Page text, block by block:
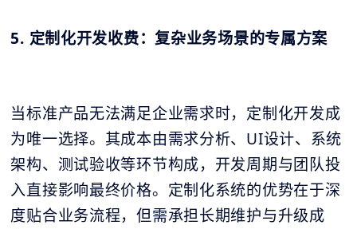
5. 定制化开发收费：复杂业务场景的专属方案
当标准产品无法满足企业需求时，定制化开发成
为唯一选择。其成本由需求分析、UI设计、系统
架构、测试验收等环节构成，开发周期与团队投
入直接影响最终价格。定制化系统的优势在于深
度贴合业务流程，但需承担长期维护与升级成